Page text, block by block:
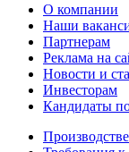
О компании
Наши
Партнерам
Реклама на
Новости и
Инвесторам
Кандидаты